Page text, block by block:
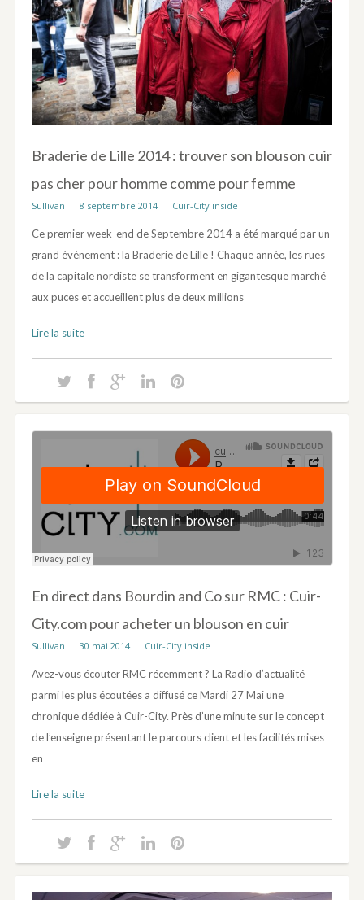
Braderie de Lille 2014 : trouver son blouson cuir
pas cher pour homme comme pour femme
Sullivan 8 septembre 2014 Cuir-City inside
Ce premier week-end de Septembre 2014 a été marqué par un
grand événement : la Braderie de Lille ! Chaque année, les rues
de la capitale nordiste se transforment en gigantesque marché
aux puces et accueillent plus de deux millions
Lire la suite
En direct dans Bourdin and Co sur RMC : Cuir-
City.com pour acheter un blouson en cuir
Sullivan 30 mai 2014 Cuir-City inside
Avez-vous écouter RMC récemment ? La Radio d’actualité
parmi les plus écoutées a diffusé ce Mardi 27 Mai une
chronique dédiée à Cuir-City. Près d’une minute sur le concept
de l’enseigne présentant le parcours client et les facilités mises
en
Lire la suite